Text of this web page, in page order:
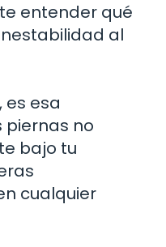
entender qué
al
es esa
piernas no
bajo tu
cualquier